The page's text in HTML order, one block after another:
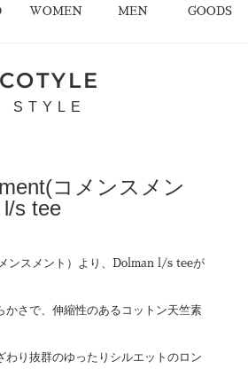
WOMEN MEN GOODS
COTYLE
STYLE
コメンスメン
l/s tee
ンスメント）より、Dolman l/s teeが
かさで、伸縮性のあるコットン天竺素
わり抜群のゆったりシルエットのロン